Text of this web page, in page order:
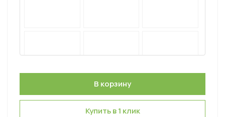
Купить в 1 клик